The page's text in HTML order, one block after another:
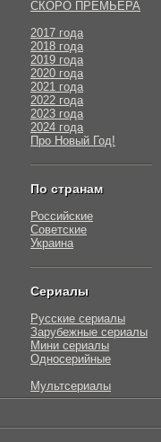
СКОРО ПРЕМЬЕРА
2017 года
2018 года
2019 года
2020 года
2021 года
2022 года
2023 года
2024 года
Про Новый Год!
По странам
Российские
Советские
Украина
Сериалы
Русские сериалы
Зарубежные сериалы
Мини сериалы
Односерийные
Мультсериалы